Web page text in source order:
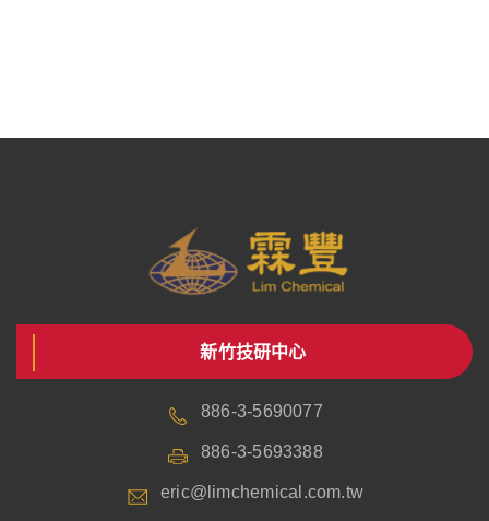
新竹技研中心
886-3-5690077
886-3-5693388
eric@limchemical.com.tw